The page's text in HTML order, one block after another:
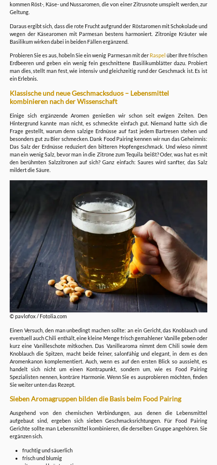
kommen Röst-, Käse- und Nussaromen, die von einer Zitrusnote umspielt werden, zur
Geltung.
Daraus ergibt sich, dass die rote Frucht aufgrund der Röstaromen mit Schokolade und
wegen der Käsearomen mit Parmesan bestens harmoniert. Zitronige Kräuter wie
Basilikum wirken dabei in beiden Fällen ergänzend.
Probieren Sie es aus, hobeln Sie ein wenig Parmesan mit der Raspel über Ihre frischen
Erdbeeren und geben ein wenig fein geschnittene Basilikumblätter dazu. Probiert
man dies, stellt man fest, wie intensiv und gleichzeitig rund der Geschmack ist. Es ist
ein Erlebnis.
Klassische und neue Geschmacksduos – Lebensmittel
kombinieren nach der Wissenschaft
Einige sich ergänzende Aromen genießen wir schon seit ewigen Zeiten. Den
Hintergrund kannte man nicht, es schmeckte einfach gut. Niemand hatte sich die
Frage gestellt, warum denn salzige Erdnüsse auf fast jedem Bartresen stehen und
besonders gut zu Bier schmecken. Dank Food Pairing kennen wir nun das Geheimnis:
Das Salz der Erdnüsse reduziert den bitteren Hopfengeschmack. Und wieso nimmt
man ein wenig Salz, bevor man in die Zitrone zum Tequila beißt? Oder, was hat es mit
den berühmten Salzzitronen auf sich? Ganz einfach: Saures wird sanfter, das Salz
mildert die Säure.
© pavlofox / Fotolia.com
Einen Versuch, den man unbedingt machen sollte: an ein Gericht, das Knoblauch und
eventuell auch Chili enthält, eine kleine Menge frisch gemahlener Vanille geben oder
kurz eine Vanilleschote mitkochen. Das Vanillearoma nimmt dem Chili sowie dem
Knoblauch die Spitzen, macht beide feiner, salonfähig und elegant, in dem es den
Aromenkanon komplementiert. Auch, wenn es auf den ersten Blick so aussieht, es
handelt sich nicht um einen Kontrapunkt, sondern um, wie es Food Pairing
Spezialisten nennen, konträre Harmonie. Wenn Sie es ausprobieren möchten, finden
Sie weiter unten das Rezept.
Sieben Aromagruppen bilden die Basis beim Food Pairing
Ausgehend von den chemischen Verbindungen, aus denen die Lebensmittel
aufgebaut sind, ergeben sich sieben Geschmacksrichtungen. Für Food Pairing
Gerichte sollte man Lebensmittel kombinieren, die derselben Gruppe angehören. Sie
ergänzen sich.
fruchtig und säuerlich
frisch und blumig